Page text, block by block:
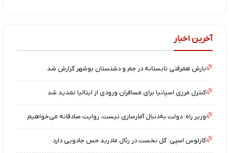
آخرین اخبار
بارش همرفتی تابستانه در جم و دشتستان بوشهر گزارش شد
کنترل مرزی اسپانیا برای مسافران ورودی از ایتالیا تمدید شد
وزیر راه: دولت به‌دنبال آمارسازی نیست، روایت صادقانه می‌خواهیم
کارلوس اسپی: گل نخست در رئال مادرید حس جادویی دارد